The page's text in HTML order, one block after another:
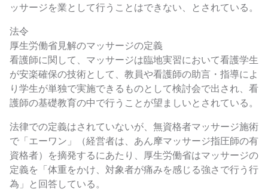
ッサージを業として行うことはできない、とされている。
法令
厚生労働省見解のマッサージの定義
看護師に関して、マッサージは臨地実習において看護学生
が安楽確保の技術として、教員や看護師の助言・指導によ
り学生が単独で実施できるものとして検討会で出され、看
護師の基礎教育の中で行うことが望ましいとされている。
法律での定義はされていないが、無資格者マッサージ施術
で「エーワン」（経営者は、あん摩マッサージ指圧師の有
資格者）を摘発するにあたり、厚生労働省はマッサージの
定義を「体重をかけ、対象者が痛みを感じる強さで行う行
為」と回答している。